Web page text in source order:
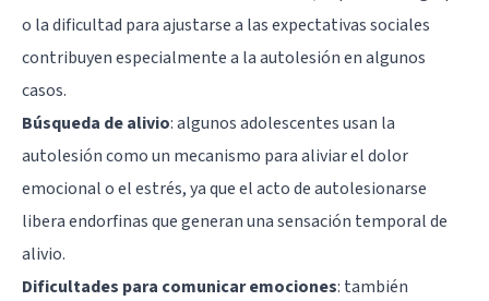
o la dificultad para ajustarse a las expectativas sociales
contribuyen especialmente a la autolesión en algunos
casos.
Búsqueda de alivio: algunos adolescentes usan la
autolesión como un mecanismo para aliviar el dolor
emocional o el estrés, ya que el acto de autolesionarse
libera endorfinas que generan una sensación temporal de
alivio.
Dificultades para comunicar emociones: también